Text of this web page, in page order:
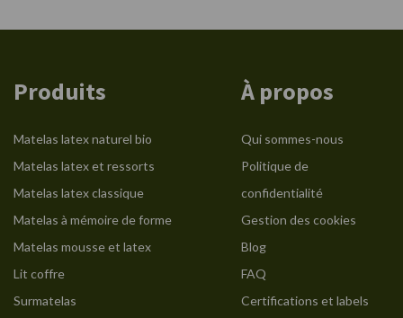
Produits
Matelas latex naturel bio
Matelas latex et ressorts
Matelas latex classique
Matelas à mémoire de forme
Matelas mousse et latex
Lit coffre
Surmatelas
À propos
Qui sommes-nous
Politique de
confidentialité
Gestion des cookies
Blog
FAQ
Certifications et labels